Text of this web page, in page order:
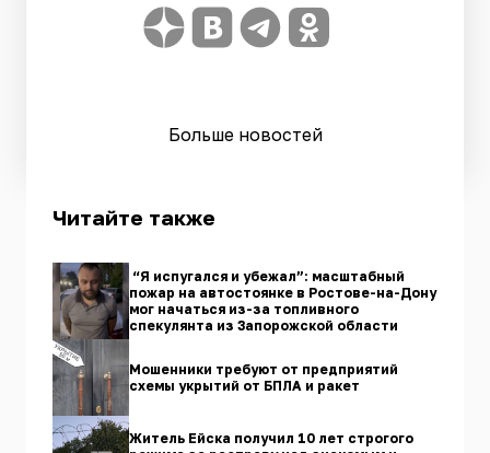
Больше новостей
Читайте также
“Я испугался и убежал”: масштабный
пожар на автостоянке в Ростове-на-Дону
мог начаться из-за топливного
спекулянта из Запорожской области
Мошенники требуют от предприятий
схемы укрытий от БПЛА и ракет
Житель Ейска получил 10 лет строгого